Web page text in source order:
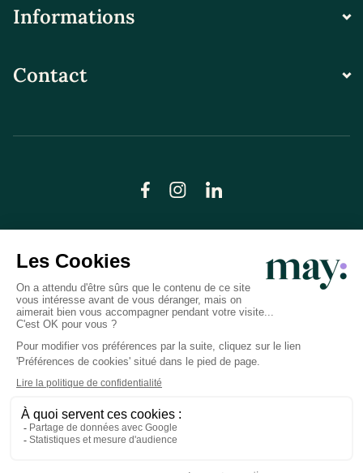
Informations
Contact
© LN CARE 2026
Politique de confidentialité
Conditions générales d’utilisation
Plan du site
Crédits photos